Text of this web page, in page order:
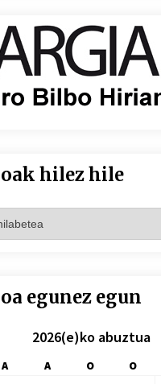
hilez hile
egunez egun
2026(e)ko abuztua
A A O O